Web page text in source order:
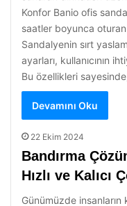
Konfor Banio ofis
saatler boyunca oturan
Sandalyenin sırt
ayarları, kullanıcının
Bu özellikleri
Devamını Oku
22 Ekim 2024
Bandırma
Hızlı ve Kalıcı
Günümüzde insanların